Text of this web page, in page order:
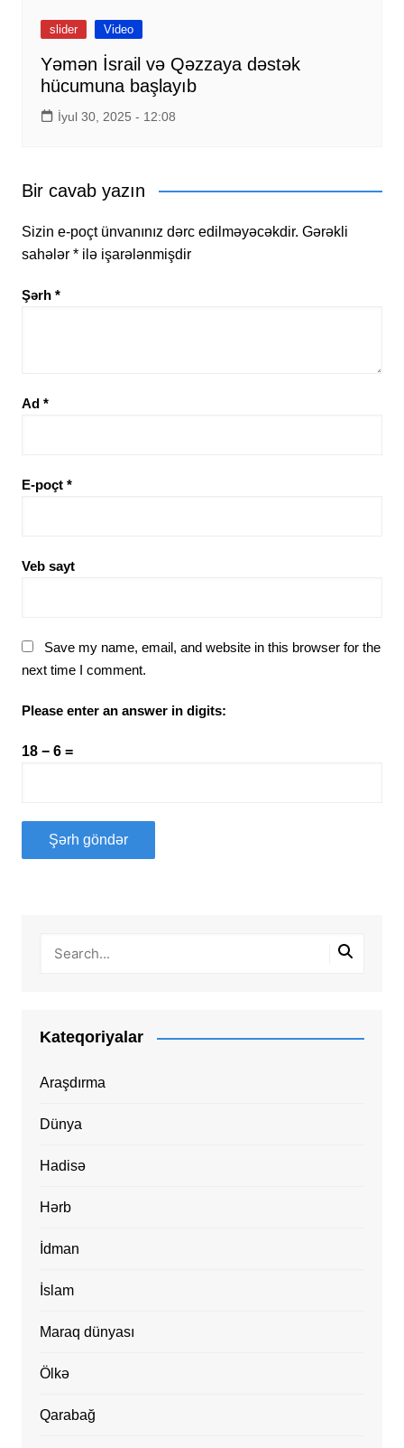
slider Video
Yəmən İsrail və Qəzzaya dəstək
hücumuna başlayıb
İyul 30, 2025 - 12:08
Bir cavab yazın
Sizin e-poçt ünvanınız dərc edilməyəcəkdir. Gərəkli
sahələr *ilə işarələnmişdir
Şərh *
Ad *
E-poçt *
Veb sayt
Save my name, email, and website in this browser for the
next time I comment.
Please enter an answer in digits:
18 − 6 =
Kateqoriyalar
Araşdırma
Dünya
Hadisə
Hərb
İdman
İslam
Maraq dünyası
Ölkə
Qarabağ